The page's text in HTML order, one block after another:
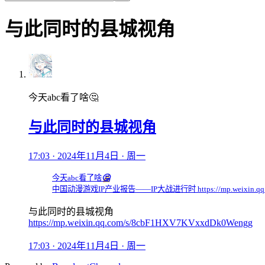
与此同时的县城视角
今天abc看了啥🤔
与此同时的县城视角
17:03 · 2024年11月4日 · 周一
今天abc看了啥🤔
中国动漫游戏IP产业报告——IP大战进行时 https://
与此同时的县城视角
https://mp.weixin.qq.com/s/8cbF1HXV7KVxxdDk0Wengg
17:03 · 2024年11月4日 · 周一